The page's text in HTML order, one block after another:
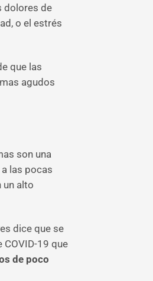
dolores de
o el estrés
que las
agudos
son una
las pocas
un alto
dice que se
19 que
de poco